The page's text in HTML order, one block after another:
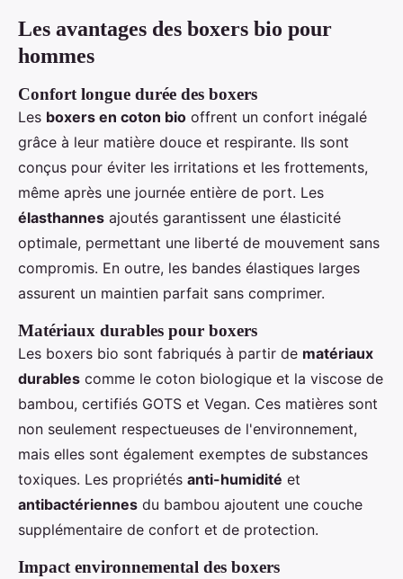
Les avantages des boxers bio pour
hommes
Confort longue durée des boxers
Les boxers en coton bio offrent un confort inégalé
grâce à leur matière douce et respirante. Ils sont
conçus pour éviter les irritations et les frottements,
même après une journée entière de port. Les
élasthannes ajoutés garantissent une élasticité
optimale, permettant une liberté de mouvement sans
compromis. En outre, les bandes élastiques larges
assurent un maintien parfait sans comprimer.
Matériaux durables pour boxers
Les boxers bio sont fabriqués à partir de matériaux
durables comme le coton biologique et la viscose de
bambou, certifiés GOTS et Vegan. Ces matières sont
non seulement respectueuses de l'environnement,
mais elles sont également exemptes de substances
toxiques. Les propriétés anti-humidité et
antibactériennes du bambou ajoutent une couche
supplémentaire de confort et de protection.
Impact environnemental des boxers